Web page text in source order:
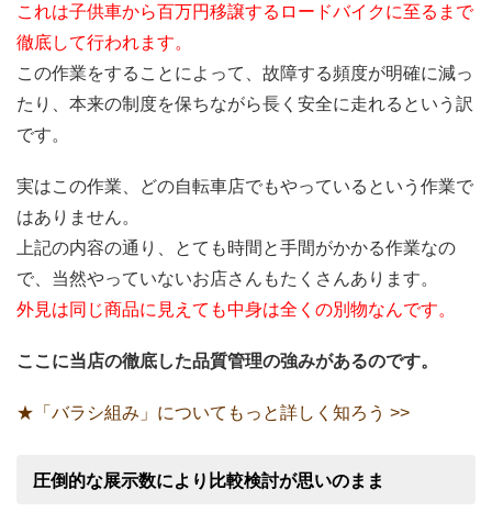
これは子供車から百万円移譲するロードバイクに至るまで
徹底して行われます。
この作業をすることによって、故障する頻度が明確に減っ
たり、本来の制度を保ちながら長く安全に走れるという訳
です。
実はこの作業、どの自転車店でもやっているという作業で
はありません。
上記の内容の通り、とても時間と手間がかかる作業なの
で、当然やっていないお店さんもたくさんあります。
外見は同じ商品に見えても中身は全くの別物なんです。
ここに当店の徹底した品質管理の強みがあるのです。
★「バラシ組み」についてもっと詳しく知ろう >>
圧倒的な展示数により比較検討が思いのまま